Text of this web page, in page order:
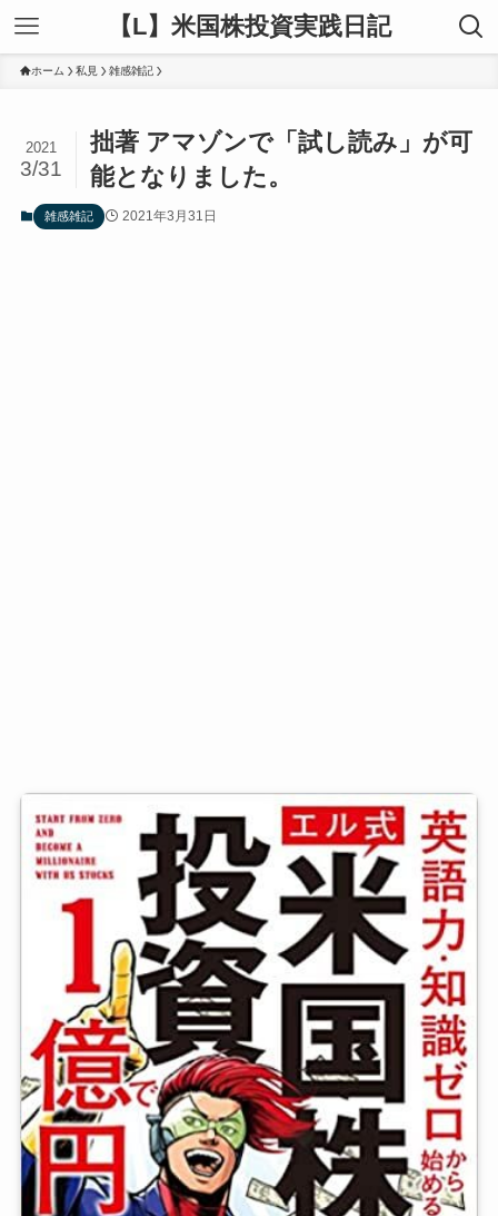
【L】米国株投資実践日記
ホーム 私見 雑感雑記
拙著 アマゾンで「試し読み」が可
能となりました。
2021
3/31
雑感雑記 2021年3月31日